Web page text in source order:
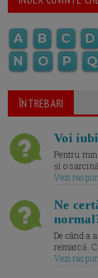
A B C D
N
O P Q
ÎNTREBARI
Voi
Pentru
și o
Vezi
Ne
De când a
remarcă.
Vezi